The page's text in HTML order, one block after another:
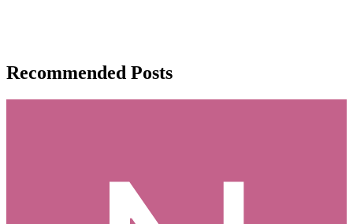
Recommended Posts